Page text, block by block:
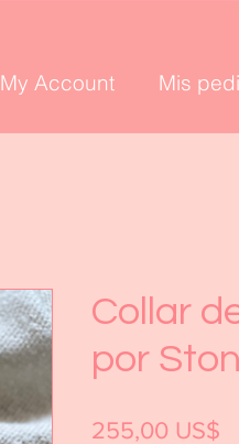
My Account Mis
Collar
por
255,00 US$